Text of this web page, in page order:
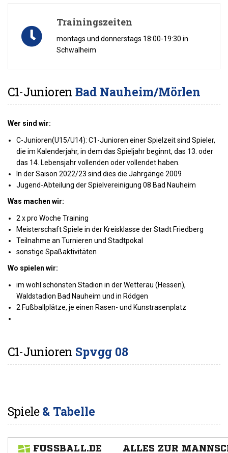
Trainingszeiten
montags und donnerstags 18:00-19:30 in
Schwalheim
C1-Junioren Bad Nauheim/Mörlen
Wer sind wir:
C-Junioren(U15/U14): C1-Junioren einer Spielzeit sind Spieler,
die im Kalenderjahr, in dem das Spieljahr beginnt, das 13. oder
das 14. Lebensjahr vollenden oder vollendet haben.
In der Saison 2022/23 sind dies die Jahrgänge 2009
Jugend-Abteilung der Spielvereinigung 08 Bad Nauheim
Was machen wir:
2 x pro Woche Training
Meisterschaft Spiele in der Kreisklasse der Stadt Friedberg
Teilnahme an Turnieren und Stadtpokal
sonstige Spaßaktivitäten
Wo spielen wir:
im wohl schönsten Stadion in der Wetterau (Hessen),
Waldstadion Bad Nauheim und in Rödgen
2 Fußballplätze, je einen Rasen- und Kunstrasenplatz
C1-Junioren Spvgg 08
Spiele& Tabelle